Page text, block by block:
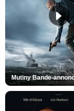
Mutiny Bande-